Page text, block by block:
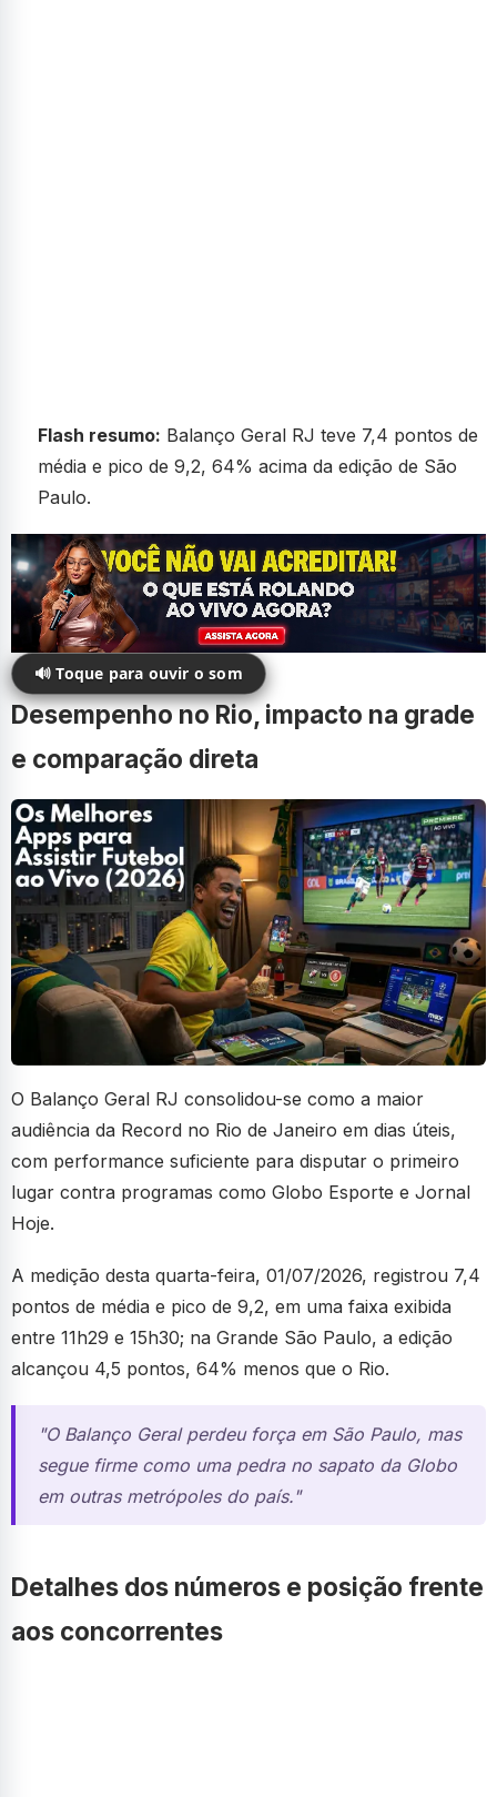
Flash resumo: Balanço Geral RJ teve 7,4 pontos de
média e pico de 9,2, 64% acima da edição de São
Paulo.
🔊 Toque para ouvir o som
Desempenho no Rio, impacto na grade
e comparação direta
O Balanço Geral RJ consolidou-se como a maior
audiência da Record no Rio de Janeiro em dias úteis,
com performance suficiente para disputar o primeiro
lugar contra programas como Globo Esporte e Jornal
Hoje.
A medição desta quarta-feira, 01/07/2026, registrou 7,4
pontos de média e pico de 9,2, em uma faixa exibida
entre 11h29 e 15h30; na Grande São Paulo, a edição
alcançou 4,5 pontos, 64% menos que o Rio.
"O Balanço Geral perdeu força em São Paulo, mas
segue firme como uma pedra no sapato da Globo
em outras metrópoles do país."
Detalhes dos números e posição frente
aos concorrentes